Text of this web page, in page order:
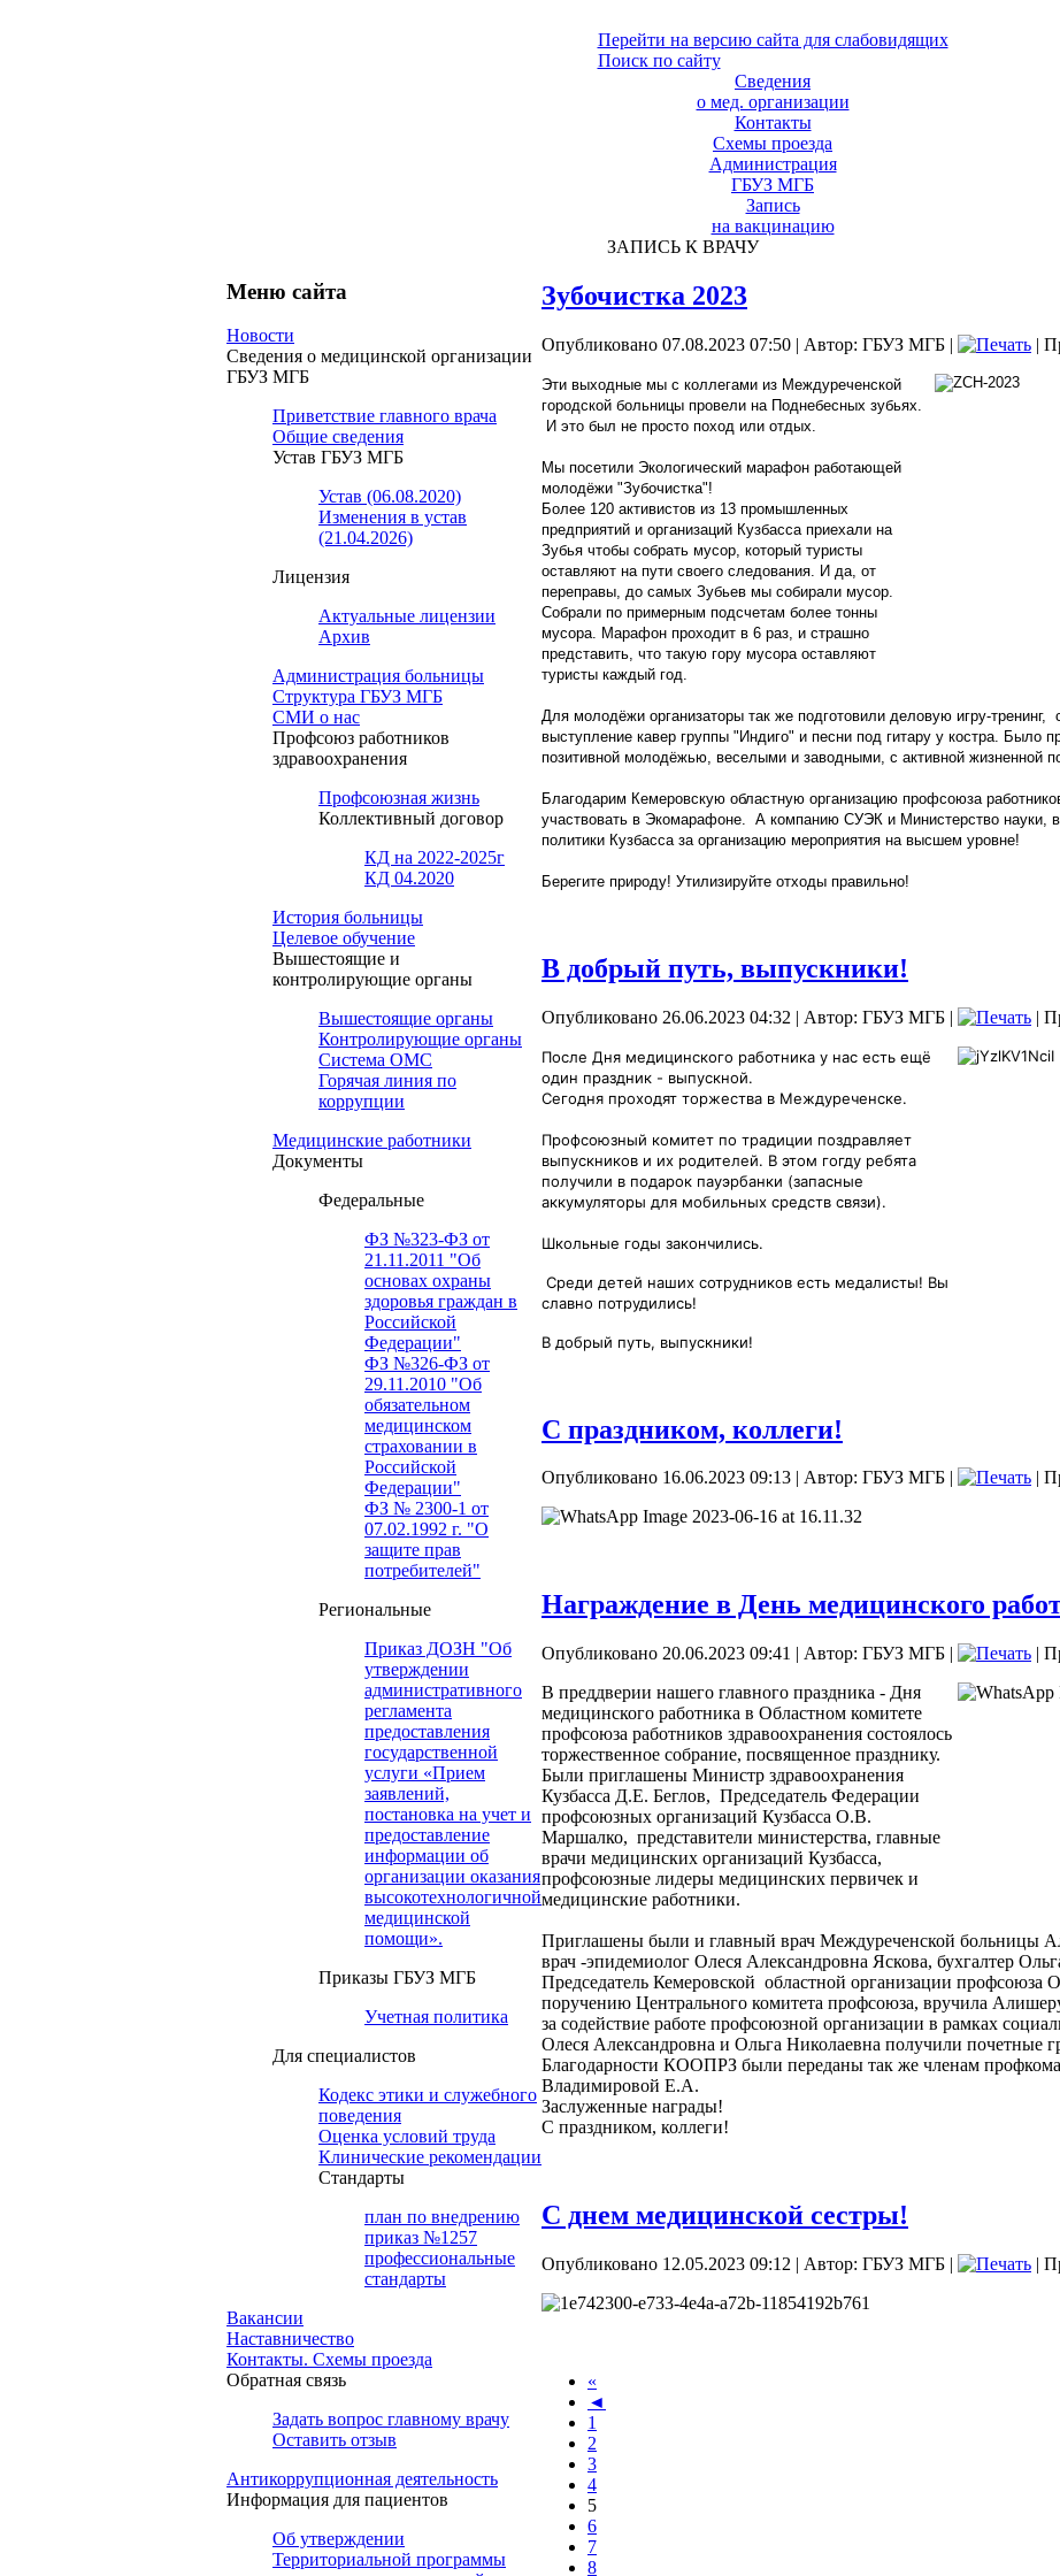
Перейти на версию сайта для слабовидящих
Поиск по сайту
Сведения
о мед. организации
Контакты
Схемы проезда
Администрация
ГБУЗ МГБ
Запись
на вакцинацию
ЗАПИСЬ К ВРАЧУ
Меню сайта
Новости
Сведения о медицинской организации
ГБУЗ МГБ
Приветствие главного врача
Общие сведения
Устав ГБУЗ МГБ
Устав (06.08.2020)
Изменения в устав
(21.04.2026)
Лицензия
Актуальные лицензии
Архив
Администрация больницы
Структура ГБУЗ МГБ
СМИ о нас
Профсоюз работников
здравоохранения
Профсоюзная жизнь
Коллективный договор
КД на 2022-2025г
КД 04.2020
История больницы
Целевое обучение
Вышестоящие и
контролирующие органы
Вышестоящие органы
Контролирующие органы
Система ОМС
Горячая линия по
коррупции
Медицинские работники
Документы
Федеральные
ФЗ №323-ФЗ от
21.11.2011 "Об
основах охраны
здоровья граждан в
Российской
Федерации"
ФЗ №326-ФЗ от
29.11.2010 "Об
обязательном
медицинском
страховании в
Российской
Федерации"
ФЗ № 2300-1 от
07.02.1992 г. "О
защите прав
потребителей"
Региональные
Приказ ДОЗН "Об
утверждении
административного
регламента
предоставления
государственной
услуги «Прием
заявлений,
постановка на учет и
предоставление
информации об
организации оказания
высокотехнологичной
медицинской
помощи».
Приказы ГБУЗ МГБ
Учетная политика
Для специалистов
Кодекс этики и служебного
поведения
Оценка условий труда
Клинические рекомендации
Cтандарты
план по внедрению
приказ №1257
профессиональные
стандарты
Вакансии
Наставничество
Контакты. Схемы проезда
Обратная связь
Задать вопрос главному врачу
Оставить отзыв
Антикоррупционная деятельность
Информация для пациентов
Об утверждении
Территориальной программы
Зубочистка 2023
Опубликовано 07.08.2023 07:50 | Автор: ГБУЗ МГБ | |
Эти выходные мы с коллегами из Междуреченской
городской больницы провели на Поднебесных зубьях.
И это был не просто поход или отдых.
Мы посетили Экологический марафон работающей
молодёжи "Зубочистка"!
Более 120 активистов из 13 промышленных
предприятий и организаций Кузбасса приехали на
Зубья чтобы собрать мусор, который туристы
оставляют на пути своего следования. И да, от
переправы, до самых Зубьев мы собирали мусор.
Собрали по примерным подсчетам более тонны
мусора. Марафон проходит в 6 раз, и страшно
представить, что такую гору мусора оставляют
туристы каждый год.
Для молодёжи организаторы так же подготовили деловую игру-тренинг,
выступление кавер группы "Индиго" и песни под гитару у костра. Было
позитивной молодёжью, веселыми и заводными, с активной жизненной
Благодарим Кемеровскую областную организацию профсоюза
участвовать в Экомарафоне.
А компанию СУЭК и Министерство науки,
политики Кузбасса за организацию мероприятия на высшем уровне!
Берегите природу! Утилизируйте отходы правильно!
В добрый путь, выпускники!
Опубликовано 26.06.2023 04:32 | Автор: ГБУЗ МГБ | |
После Дня медицинского работника у нас есть ещё
один праздник - выпускной.
Сегодня проходят торжества в Междуреченске.
Профсоюзный комитет по традиции поздравляет
выпускников и их родителей. В этом гогду ребята
получили в подарок пауэрбанки (запасные
аккумуляторы для мобильных средств связи).
Школьные годы закончились.
Среди детей наших сотрудников есть медалисты! Вы
славно потрудились!
В добрый путь, выпускники!
С праздником, коллеги!
Опубликовано 16.06.2023 09:13 | Автор: ГБУЗ МГБ | |
Награждение в День медицинского
Опубликовано 20.06.2023 09:41 | Автор: ГБУЗ МГБ |
|
В преддверии нашего главного праздника - Дня
медицинского работника в Областном комитете
профсоюза работников здравоохранения состоялось
торжественное собрание, посвященное празднику.
Были приглашены Министр здравоохранения
Кузбасса Д.Е. Беглов, Председатель Федерации
профсоюзных организаций Кузбасса О.В.
Маршалко, представители министерства, главные
врачи медицинских организаций Кузбасса,
профсоюзные лидеры медицинских первичек и
медицинские работники.
Приглашены были и главный врач Междуреченской больницы
врач -эпидемиолог Олеся Александровна Яскова, бухгалтер
Председатель Кемеровской областной организации профсоюза
поручению Центрального комитета профсоюза, вручила
за содействие работе профсоюзной организации в рамках
Олеся Александровна и Ольга Николаевна получили почетные
Благодарности КООПРЗ были переданы так же членам
Владимировой Е.А.
Заслуженные награды!
С праздником, коллеги!
С днем медицинской сестры!
Опубликовано 12.05.2023 09:12 | Автор: ГБУЗ МГБ | |
«
◄
1
2
3
4
5
6
7
8